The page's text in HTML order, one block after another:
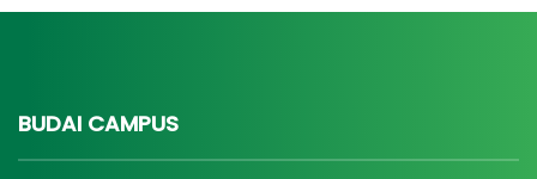
BUDAI CAMPUS